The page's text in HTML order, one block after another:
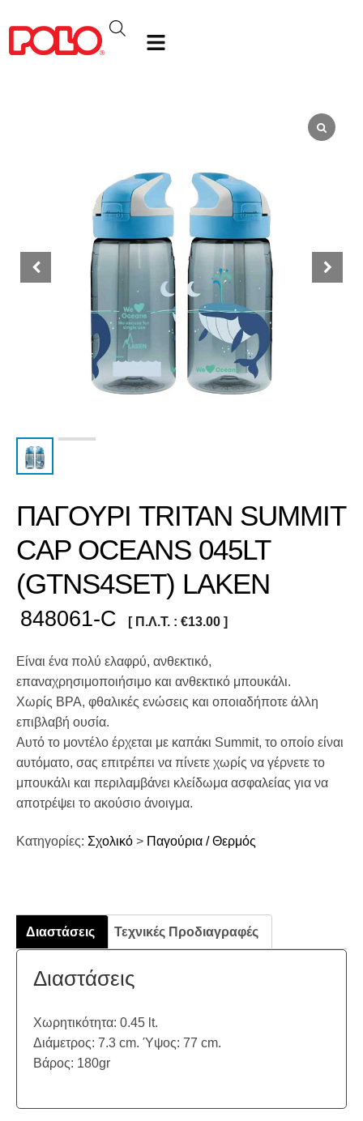
ΠΑΓΟΥΡΙ TRITAN SUMMIT
CAP OCEANS 045LT
(GTNS4SET) LAKEN
848061-C [ Π.Λ.Τ. : €13.00 ]
Είναι ένα πολύ ελαφρύ, ανθεκτικό,
επαναχρησιμοποιήσιμο και ανθεκτικό μπουκάλι.
Χωρίς BPA, φθαλικές ενώσεις και οποιαδήποτε άλλη
επιβλαβή ουσία.
Αυτό το μοντέλο έρχεται με καπάκι Summit, το οποίο είναι
αυτόματο, σας επιτρέπει να πίνετε χωρίς να γέρνετε το
μπουκάλι και περιλαμβάνει κλείδωμα ασφαλείας για να
αποτρέψει το ακούσιο άνοιγμα.
Κατηγορίες: Σχολικό > Παγούρια / Θερμός
Διαστάσεις Τεχνικές Προδιαγραφές
Διαστάσεις
Χωρητικότητα: 0.45 lt.
Διάμετρος: 7.3 cm. Ύψος: 77 cm.
Βάρος: 180gr